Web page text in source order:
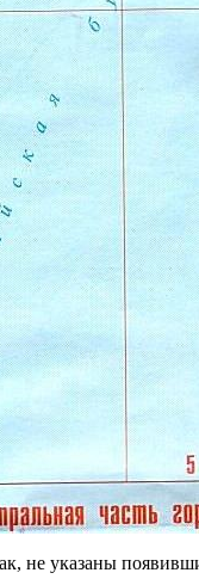
не указаны